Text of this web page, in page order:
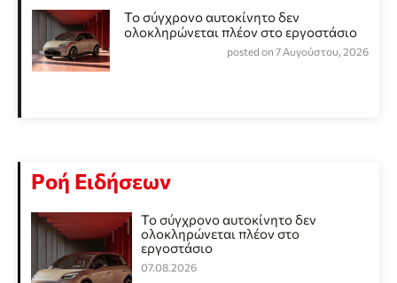
Το σύγχρονο αυτοκίνητο δεν
ολοκληρώνεται πλέον στο εργοστάσιο
posted on 7 Αυγούστου, 2026
Ροή Ειδήσεων
Το σύγχρονο αυτοκίνητο δεν
ολοκληρώνεται πλέον στο
εργοστάσιο
07.08.2026